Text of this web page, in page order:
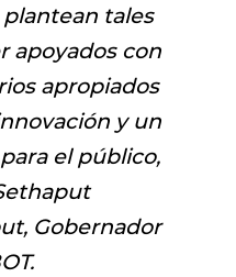
tales
apoyados con
apropiados
y un
el público,
Gobernador